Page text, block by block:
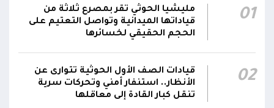
01:20
الدفاعات الجوية تُسقط مُسيرة حوثية في أجواء
مدينة مأرب
00:12
الجريمة.. وتؤكد استكمال الإجراءات لإحالته إلى
القضاء
01
مليشيا الحوثي تقر بمصرع ثلاثة من
قياداتها الميدانية وتواصل التعتيم على
الحجم الحقيقي لخسائرها
02
قيادات الصف الأول الحوثية تتوارى عن
الأنظار.. استنفار أمني وتحركات سرية
تنقل كبار القادة إلى معاقلها